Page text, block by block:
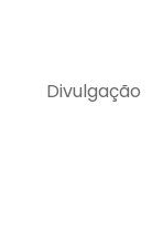
Divulgação